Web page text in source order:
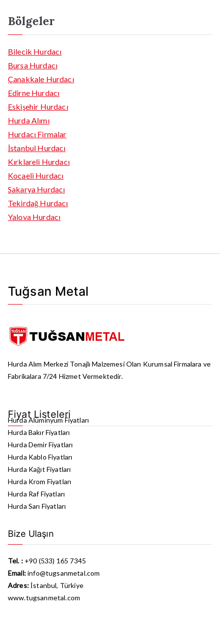
Bölgeler
Bilecik Hurdacı
Bursa Hurdacı
Çanakkale Hurdacı
Edirne Hurdacı
Eskişehir Hurdacı
Hurda Alımı
Hurdacı Firmalar
İstanbul Hurdacı
Kırklareli Hurdacı
Kocaeli Hurdacı
Sakarya Hurdacı
Tekirdağ Hurdacı
Yalova Hurdacı
Tuğsan Metal
Hurda Alım Merkezi Tonajlı Malzemesi Olan Kurumsal Firmalara ve
Fabrikalara 7/24 Hizmet Vermektedir.
Fiyat Listeleri
Hurda Alüminyum Fiyatları
Hurda Bakır Fiyatları
Hurda Demir Fiyatları
Hurda Kablo Fiyatları
Hurda Kağıt Fiyatları
Hurda Krom Fiyatları
Hurda Raf Fiyatları
Hurda Sarı Fiyatları
Bize Ulaşın
Tel. :+90 (533) 165 7345
Email:info@tugsanmetal.com
Adres:İstanbul, Türkiye
www.tugsanmetal.com